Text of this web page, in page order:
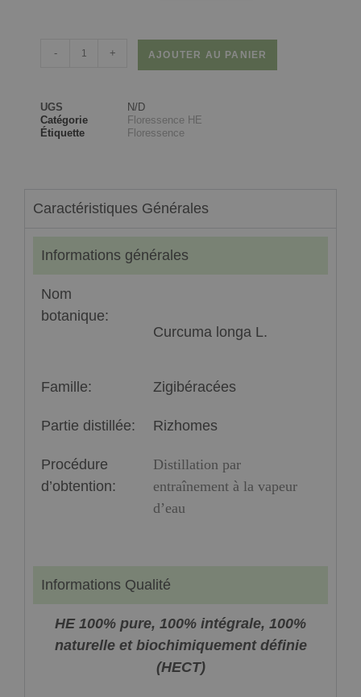
option
- + AJOUTER AU PANIER
UGS
N/D
Catégorie
Floressence HE
Étiquette
Floressence
Caractéristiques Générales
Informations générales
Nom
botanique:
Curcuma longa L.
Famille: Zigibéracées
Partie distillée: Rizhomes
Procédure
d’obtention:
Distillation par
entraînement à la vapeur
d’eau
Informations Qualité
HE 100% pure, 100% intégrale, 100%
naturelle et biochimiquement définie
(HECT)